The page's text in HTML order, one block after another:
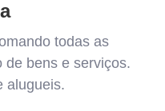
todas as
de bens e serviços.
alugueis.